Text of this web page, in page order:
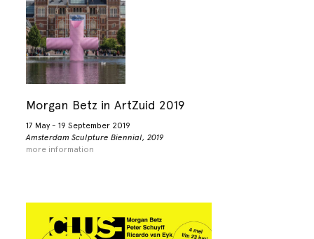
Morgan Betz in ArtZuid 2019
17 May - 19 September 2019
Amsterdam Sculpture Biennial, 2019
more information